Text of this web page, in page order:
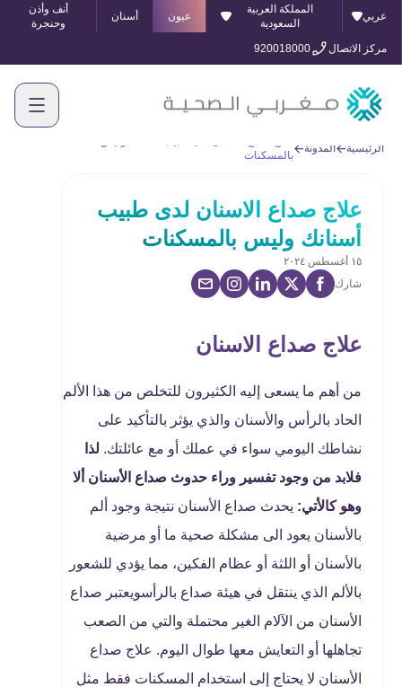
عربي
المملكة العربية
السعودية
عيون أسنان
أنف وأذن
وحنجرة
مركز الاتصال
920018000
الرئيسية المدونة
بالمسكنات
علاج صداع الاسنان لدى طبيب
أسنانك وليس بالمسكنات
١٥ أغسطس ٢٠٢٤
شارك
علاج صداع الاسنان
من أهم ما يسعى إليه الكثيرون للتخلص من هذا الألم
الحاد بالرأس والأسنان والذي يؤثر بالتأكيد على
نشاطك اليومي سواء في عملك أو مع عائلتك. لذا
فلابد من وجود تفسير وراء حدوث صداع الأسنان ألا
وهو كالأتي: يحدث صداع الأسنان نتيجة وجود ألم
بالأسنان يعود الى مشكلة صحية ما أو مرضية
بالأسنان أو اللثة أو عظام الفكين، مما يؤدي للشعور
بالألم الذي ينتقل في هيئة صداع بالرأسويعتبر صداع
الأسنان من الآلام الغير محتملة والتي من الصعب
تجاهلها أو التعايش معها طوال اليوم. علاج صداع
الأسنان لا يحتاج إلى استخدام المسكنات فقط مثل